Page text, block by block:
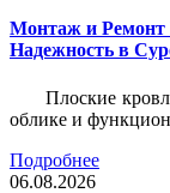
Монтаж и Ремонт
Надежность в
Плоские
облике и
Подробнее
06.08.2026